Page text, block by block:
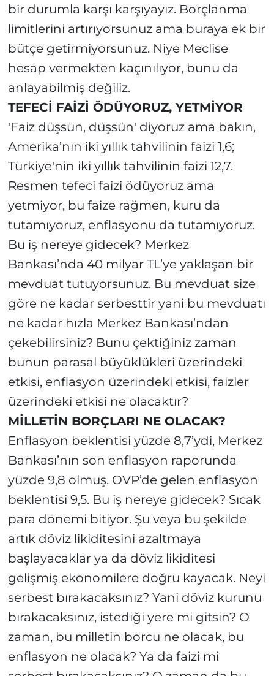
bir durumla karşı karşıyayız. Borçlanma
limitlerini artırıyorsunuz ama buraya ek bir
bütçe getirmiyorsunuz. Niye Meclise
hesap vermekten kaçınılıyor, bunu da
anlayabilmiş değiliz.
TEFECİ FAİZİ ÖDÜYORUZ, YETMİYOR
'Faiz düşsün, düşsün' diyoruz ama bakın,
Amerika’nın iki yıllık tahvilinin faizi 1,6;
Türkiye'nin iki yıllık tahvilinin faizi 12,7.
Resmen tefeci faizi ödüyoruz ama
yetmiyor, bu faize rağmen, kuru da
tutamıyoruz, enflasyonu da tutamıyoruz.
Bu iş nereye gidecek? Merkez
Bankası’nda 40 milyar TL’ye yaklaşan bir
mevduat tutuyorsunuz. Bu mevduat size
göre ne kadar serbesttir yani bu mevduatı
ne kadar hızla Merkez Bankası’ndan
çekebilirsiniz? Bunu çektiğiniz zaman
bunun parasal büyüklükleri üzerindeki
etkisi, enflasyon üzerindeki etkisi, faizler
üzerindeki etkisi ne olacaktır?
MİLLETİN BORÇLARI NE OLACAK?
Enflasyon beklentisi yüzde 8,7’ydi, Merkez
Bankası’nın son enflasyon raporunda
yüzde 9,8 olmuş. OVP’de gelen enflasyon
beklentisi 9,5. Bu iş nereye gidecek? Sıcak
para dönemi bitiyor. Şu veya bu şekilde
artık döviz likiditesini azaltmaya
başlayacaklar ya da döviz likiditesi
gelişmiş ekonomilere doğru kayacak. Neyi
serbest bırakacaksınız? Yani döviz kurunu
bırakacaksınız, istediği yere mi gitsin? O
zaman, bu milletin borcu ne olacak, bu
enflasyon ne olacak? Ya da faizi mi